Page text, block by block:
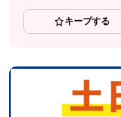
キープする